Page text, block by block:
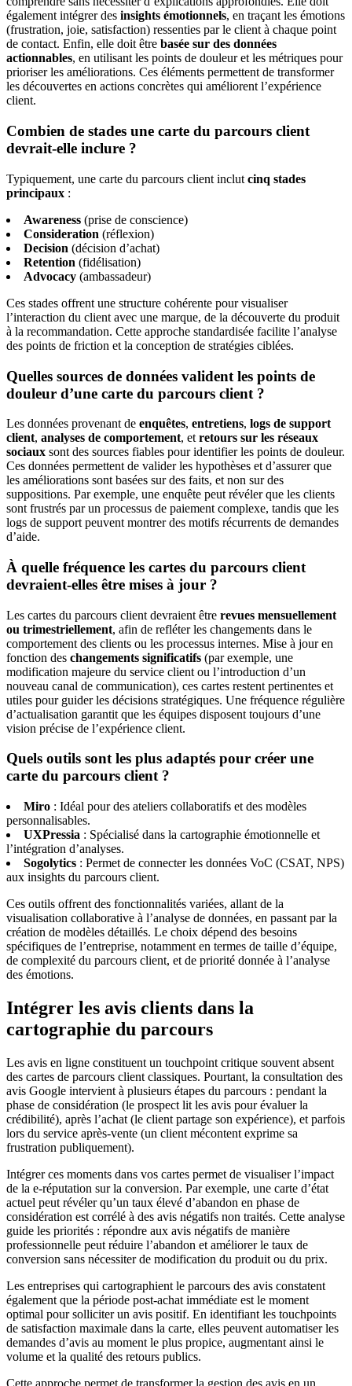
également intégrer des insights émotionnels, en traçant les émotions
(frustration, joie, satisfaction) ressenties par le client à chaque point
de contact. Enfin, elle doit être basée sur des données
actionnables, en utilisant les points de douleur et les métriques pour
prioriser les améliorations. Ces éléments permettent de transformer
les découvertes en actions concrètes qui améliorent l’expérience
client.
Combien de stades une carte du parcours client
devrait-elle inclure ?
Typiquement, une carte du parcours client inclut cinq stades
principaux :
Awareness (prise de conscience)
Consideration (réflexion)
Decision (décision d’achat)
Retention (fidélisation)
Advocacy (ambassadeur)
Ces stades offrent une structure cohérente pour visualiser
l’interaction du client avec une marque, de la découverte du produit
à la recommandation. Cette approche standardisée facilite l’analyse
des points de friction et la conception de stratégies ciblées.
Quelles sources de données valident les points de
douleur d’une carte du parcours client ?
Les données provenant de enquêtes, entretiens, logs de support
client, analyses de comportement, et retours sur les réseaux
sociaux sont des sources fiables pour identifier les points de douleur.
Ces données permettent de valider les hypothèses et d’assurer que
les améliorations sont basées sur des faits, et non sur des
suppositions. Par exemple, une enquête peut révéler que les clients
sont frustrés par un processus de paiement complexe, tandis que les
logs de support peuvent montrer des motifs récurrents de demandes
d’aide.
À quelle fréquence les cartes du parcours client
devraient-elles être mises à jour ?
Les cartes du parcours client devraient être revues mensuellement
ou trimestriellement, afin de refléter les changements dans le
comportement des clients ou les processus internes. Mise à jour en
fonction des changements significatifs (par exemple, une
modification majeure du service client ou l’introduction d’un
nouveau canal de communication), ces cartes restent pertinentes et
utiles pour guider les décisions stratégiques. Une fréquence régulière
d’actualisation garantit que les équipes disposent toujours d’une
vision précise de l’expérience client.
Quels outils sont les plus adaptés pour créer une
carte du parcours client ?
Miro : Idéal pour des ateliers collaboratifs et des modèles
personnalisables.
UXPressia : Spécialisé dans la cartographie émotionnelle et
l’intégration d’analyses.
Sogolytics : Permet de connecter les données VoC (CSAT, NPS)
aux insights du parcours client.
Ces outils offrent des fonctionnalités variées, allant de la
visualisation collaborative à l’analyse de données, en passant par la
création de modèles détaillés. Le choix dépend des besoins
spécifiques de l’entreprise, notamment en termes de taille d’équipe,
de complexité du parcours client, et de priorité donnée à l’analyse
des émotions.
Intégrer les avis clients dans la
cartographie du parcours
Les avis en ligne constituent un touchpoint critique souvent absent
des cartes de parcours client classiques. Pourtant, la consultation des
avis Google intervient à plusieurs étapes du parcours : pendant la
phase de considération (le prospect lit les avis pour évaluer la
crédibilité), après l’achat (le client partage son expérience), et parfois
lors du service après-vente (un client mécontent exprime sa
frustration publiquement).
Intégrer ces moments dans vos cartes permet de visualiser l’impact
de la e-réputation sur la conversion. Par exemple, une carte d’état
actuel peut révéler qu’un taux élevé d’abandon en phase de
considération est corrélé à des avis négatifs non traités. Cette analyse
guide les priorités : répondre aux avis négatifs de manière
professionnelle peut réduire l’abandon et améliorer le taux de
conversion sans nécessiter de modification du produit ou du prix.
Les entreprises qui cartographient le parcours des avis constatent
également que la période post-achat immédiate est le moment
optimal pour solliciter un avis positif. En identifiant les touchpoints
de satisfaction maximale dans la carte, elles peuvent automatiser les
demandes d’avis au moment le plus propice, augmentant ainsi le
volume et la qualité des retours publics.
Cette approche permet de transformer la gestion des avis en un